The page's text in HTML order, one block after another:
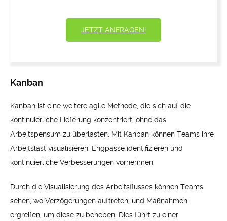
JETZT ANFRAGEN!
Kanban
Kanban ist eine weitere agile Methode, die sich auf die
kontinuierliche Lieferung konzentriert, ohne das
Arbeitspensum zu überlasten. Mit Kanban können Teams ihre
Arbeitslast visualisieren, Engpässe identifizieren und
kontinuierliche Verbesserungen vornehmen.
Durch die Visualisierung des Arbeitsflusses können Teams
sehen, wo Verzögerungen auftreten, und Maßnahmen
ergreifen, um diese zu beheben. Dies führt zu einer